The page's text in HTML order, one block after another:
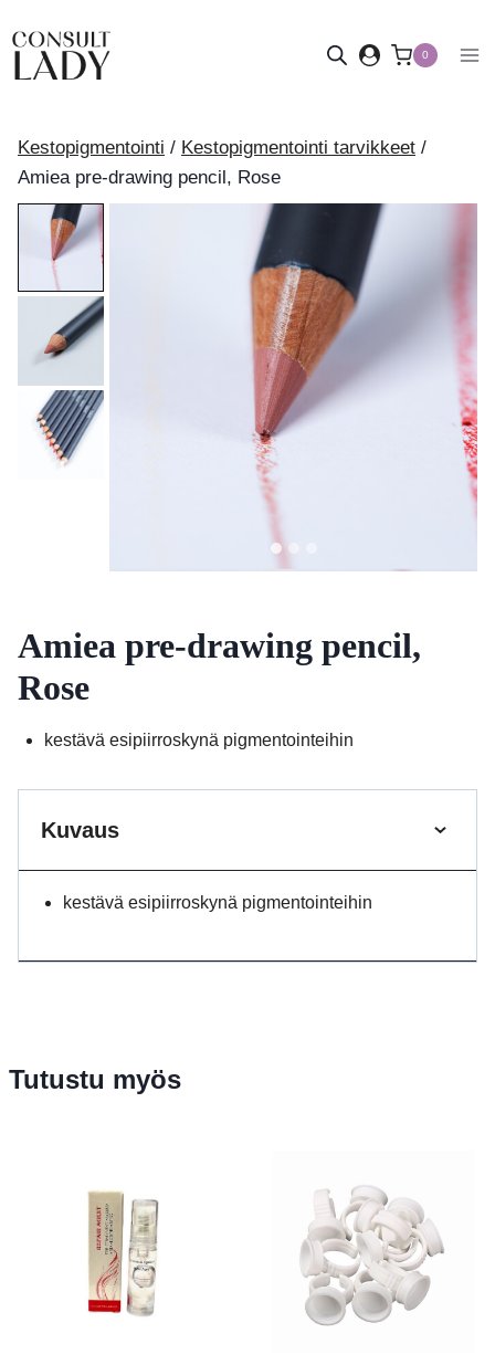
sisältöön
0
Kestopigmentointi / Kestopigmentointi tarvikkeet /
Amiea pre-drawing pencil, Rose
Amiea pre-drawing pencil,
Rose
kestävä esipiirroskynä pigmentointeihin
Kuvaus
kestävä esipiirroskynä pigmentointeihin
Tutustu myös